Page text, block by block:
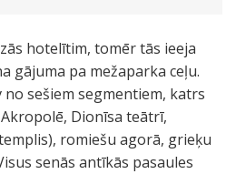
hotelītim, tomēr tās ieeja
gājuma pa mežaparka ceļu.
sešiem segmentiem, katrs
Dionīsa teātrī,
romiešu agorā, grieķu
senās antīkās pasaules